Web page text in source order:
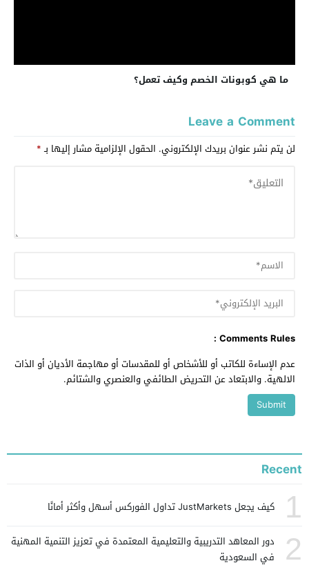
ما هي كوبونات الخصم وكيف تعمل؟
Leave a Comment
لن يتم نشر عنوان بريدك الإلكتروني. الحقول الإلزامية مشار إليها بـ*
Comments Rules :
عدم الإساءة للكاتب أو للأشخاص أو للمقدسات أو مهاجمة الأديان أو الذات
الالهية. والابتعاد عن التحريض الطائفي والعنصري والشتائم.
Recent
1 كيف يجعل JustMarkets تداول الفوركس أسهل وأكثر أمانًا
2
دور المعاهد التدريبية والتعليمية المعتمدة في تعزيز التنمية المهنية
في السعودية